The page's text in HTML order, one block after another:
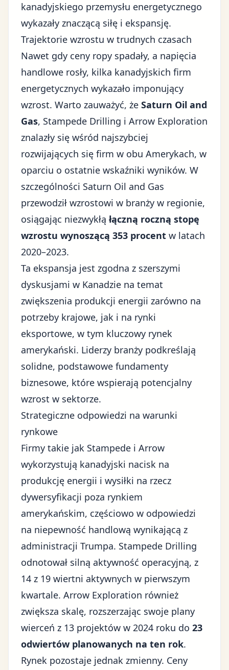
kanadyjskiego przemysłu energetycznego
wykazały znaczącą siłę i ekspansję.
Trajektorie wzrostu w trudnych czasach
Nawet gdy ceny ropy spadały, a napięcia
handlowe rosły, kilka kanadyjskich firm
energetycznych wykazało imponujący
wzrost. Warto zauważyć, że Saturn Oil and
Gas, Stampede Drilling i Arrow Exploration
znalazły się wśród najszybciej
rozwijających się firm w obu Amerykach, w
oparciu o ostatnie wskaźniki wyników. W
szczególności Saturn Oil and Gas
przewodził wzrostowi w branży w regionie,
osiągając niezwykłą łączną roczną stopę
wzrostu wynoszącą 353 procent w latach
2020–2023.
Ta ekspansja jest zgodna z szerszymi
dyskusjami w Kanadzie na temat
zwiększenia produkcji energii zarówno na
potrzeby krajowe, jak i na rynki
eksportowe, w tym kluczowy rynek
amerykański. Liderzy branży podkreślają
solidne, podstawowe fundamenty
biznesowe, które wspierają potencjalny
wzrost w sektorze.
Strategiczne odpowiedzi na warunki
rynkowe
Firmy takie jak Stampede i Arrow
wykorzystują kanadyjski nacisk na
produkcję energii i wysiłki na rzecz
dywersyfikacji poza rynkiem
amerykańskim, częściowo w odpowiedzi
na niepewność handlową wynikającą z
administracji Trumpa. Stampede Drilling
odnotował silną aktywność operacyjną, z
14 z 19 wiertni aktywnych w pierwszym
kwartale. Arrow Exploration również
zwiększa skalę, rozszerzając swoje plany
wierceń z 13 projektów w 2024 roku do 23
odwiertów planowanych na ten rok.
Rynek pozostaje jednak zmienny. Ceny